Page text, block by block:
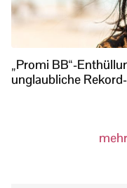
„Promi BB“-
unglaubliche